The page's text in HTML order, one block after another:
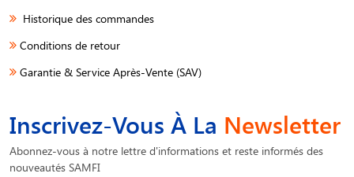
Historique des commandes
Conditions de retour
Garantie & Service Après-Vente (SAV)
Inscrivez-Vous À La Newsletter
Abonnez-vous à notre lettre d'informations et reste informés des
nouveautés SAMFI